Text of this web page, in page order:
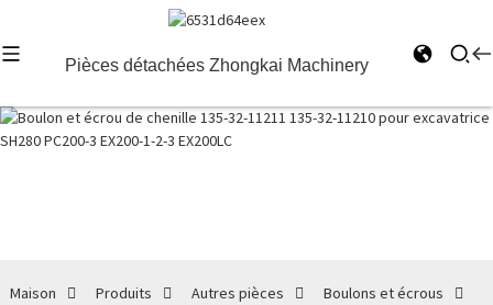
Pièces détachées Zhongkai Machinery
Boulons et
Maison Produits Autres pièces
Boulons et écrous